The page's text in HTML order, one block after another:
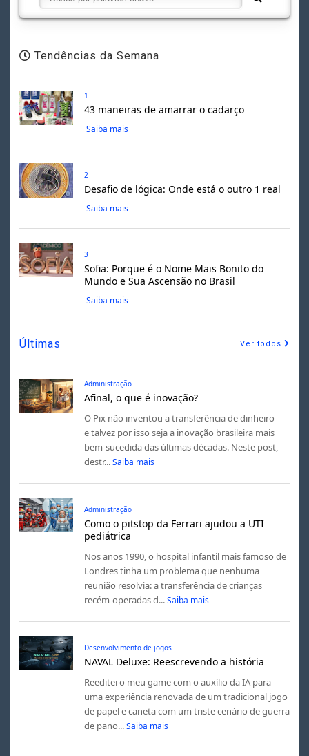
Tendências da Semana
1
43 maneiras de amarrar o cadarço
Saiba mais
2
Desafio de lógica: Onde está o outro 1 real
Saiba mais
3
Sofia: Porque é o Nome Mais Bonito do
Mundo e Sua Ascensão no Brasil
Saiba mais
Últimas Ver todos
Administração
Afinal, o que é inovação?
O Pix não inventou a transferência de dinheiro —
e talvez por isso seja a inovação brasileira mais
bem-sucedida das últimas décadas. Neste post,
destr... Saiba mais
Administração
Como o pitstop da Ferrari ajudou a UTI
pediátrica
Nos anos 1990, o hospital infantil mais famoso de
Londres tinha um problema que nenhuma
reunião resolvia: a transferência de crianças
recém-operadas d... Saiba mais
Desenvolvimento de jogos
NAVAL Deluxe: Reescrevendo a história
Reeditei o meu game com o auxílio da IA para
uma experiência renovada de um tradicional jogo
de papel e caneta com um triste cenário de guerra
de pano... Saiba mais